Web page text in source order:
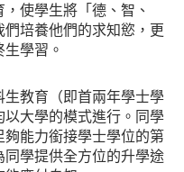
使學生將「德、智、
培養他們的求知慾，更
學習。
教育（即首兩年學士學
大學的模式進行。同學
能力銜接學士學位的第
學提供全方位的升學途